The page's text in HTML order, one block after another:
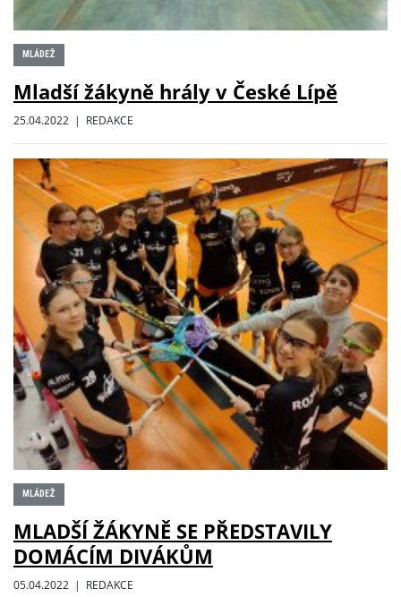
MLÁDEŽ
Mladší žákyně hrály v České Lípě
25.04.2022 | REDAKCE
MLÁDEŽ
MLADŠÍ ŽÁKYNĚ SE PŘEDSTAVILY
DOMÁCÍM DIVÁKŮM
05.04.2022 | REDAKCE